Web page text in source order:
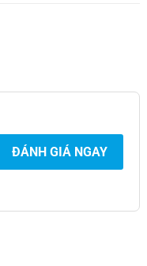
ĐÁNH GIÁ NGAY